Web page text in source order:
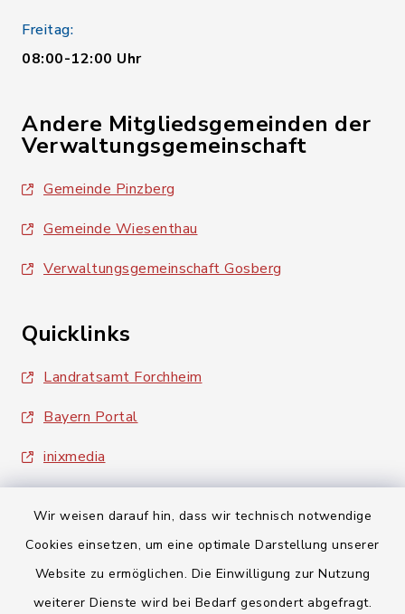
Wir weisen darauf hin, dass wir technisch notwendige
Cookies einsetzen, um eine optimale Darstellung unserer
Website zu ermöglichen. Die Einwilligung zur Nutzung
weiterer Dienste wird bei Bedarf gesondert abgefragt.
Freitag:
08:00-12:00 Uhr
Andere Mitgliedsgemeinden der
Verwaltungsgemeinschaft
Gemeinde Pinzberg
Gemeinde Wiesenthau
Verwaltungsgemeinschaft Gosberg
Quicklinks
Landratsamt Forchheim
Bayern Portal
inixmedia